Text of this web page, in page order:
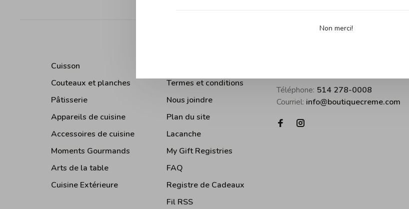
Cuisson
Couteaux et planches
Pâtisserie
Appareils de cuisine
Accessoires de cuisine
Moments Gourmands
Arts de la table
Cuisine Extérieure
Termes et conditions
Nous joindre
Plan du site
Lacanche
My Gift Registries
FAQ
Registre de Cadeaux
Fil RSS
Téléphone: 514 278-0008
Courriel: info@boutiquecreme.com
Non merci!